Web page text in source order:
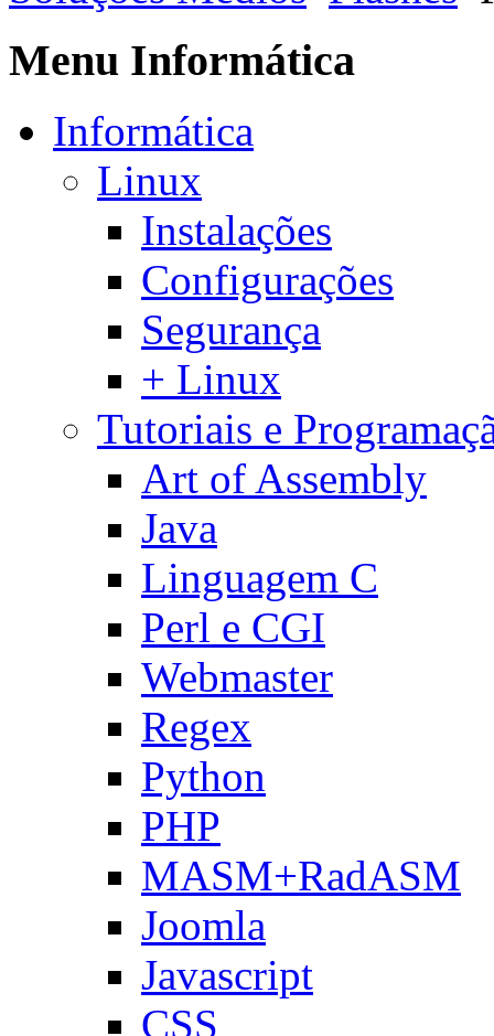
Menu Informática
Informática
Linux
Instalações
Configurações
Segurança
+ Linux
Tutoriais e
Art of Assembly
Java
Linguagem C
Perl e CGI
Webmaster
Regex
Python
PHP
MASM+RadASM
Joomla
Javascript
CSS